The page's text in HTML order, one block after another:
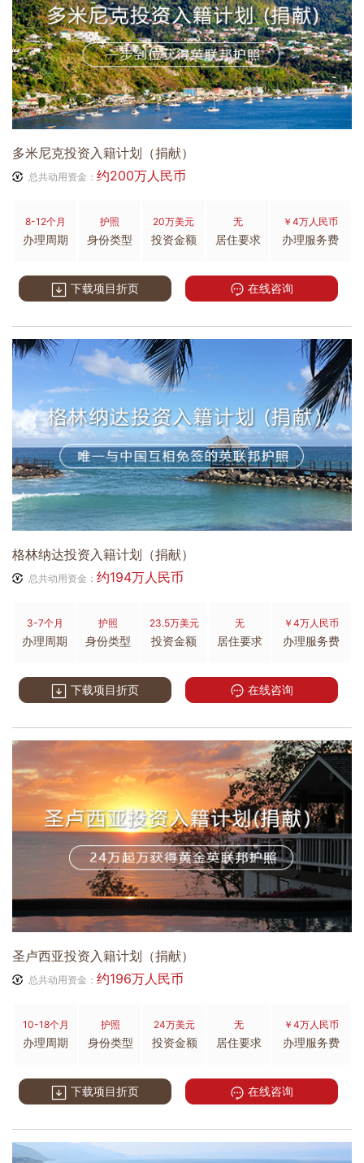
多米尼克投资入籍计划（捐献）
总共动用资金： 约200万人民币
8-12个月
办理周期
护照
身份类型
20万美元
投资金额
无
居住要求
￥4万人民币
办理服务费
下载项目折页 在线咨询
格林纳达投资入籍计划（捐献）
总共动用资金： 约194万人民币
3-7个月
办理周期
护照
身份类型
23.5万美元
投资金额
无
居住要求
￥4万人民币
办理服务费
下载项目折页 在线咨询
圣卢西亚投资入籍计划（捐献）
总共动用资金： 约196万人民币
10-18个月
办理周期
护照
身份类型
24万美元
投资金额
无
居住要求
￥4万人民币
办理服务费
下载项目折页 在线咨询